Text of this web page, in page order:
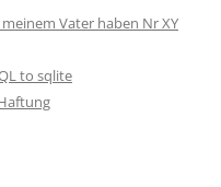
Vater haben Nr XY
to sqlite